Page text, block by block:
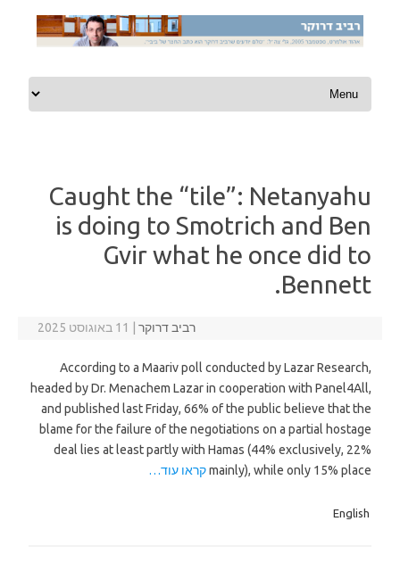
Skip to content
Caught the “tile”: Netanyahu
is doing to Smotrich and Ben
Gvir what he once did to
Bennett.
רביב דרוקר 11 באוגוסט 2025
According to a Maariv poll conducted by Lazar Research,
headed by Dr. Menachem Lazar in cooperation with Panel4All,
and published last Friday, 66% of the public believe that the
blame for the failure of the negotiations on a partial hostage
deal lies at least partly with Hamas (44% exclusively, 22%
mainly), while only 15% placeקראו עוד…
English